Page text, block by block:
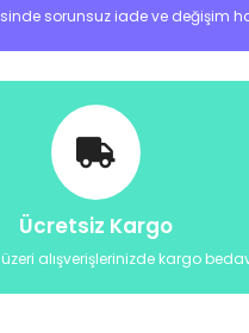
sorunsuz iade ve değişim
Ücretsiz Kargo
alışverişlerinizde kargo